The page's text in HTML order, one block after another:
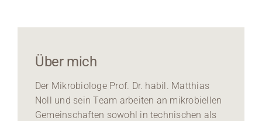
Über mich
Der Mikrobiologe Prof. Dr. habil. Matthias
Noll und sein Team arbeiten an mikrobiellen
Gemeinschaften sowohl in technischen als